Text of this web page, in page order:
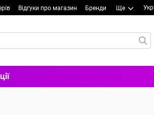
Відгуки про магазин Бренди Ще Укр